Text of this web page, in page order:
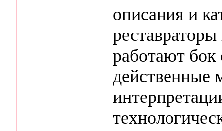
описания и
реставраторы
работают бок
действенные